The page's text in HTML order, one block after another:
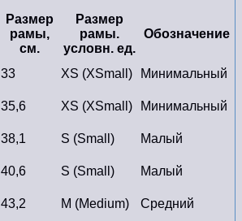
Размер
рамы,
см.
Размер
рамы.
условн. ед.
Обозначение
33 XS (XSmall) Минимальный
35,6 XS (XSmall) Минимальный
38,1 S (Small) Малый
40,6 S (Small) Малый
43,2 M (Medium) Средний